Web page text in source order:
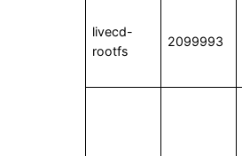
livecd-
rootfs
2099993